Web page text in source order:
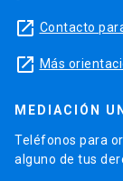
launch Contacto
launch Más
MEDIACIÓN
Teléfonos para
alguno de tus